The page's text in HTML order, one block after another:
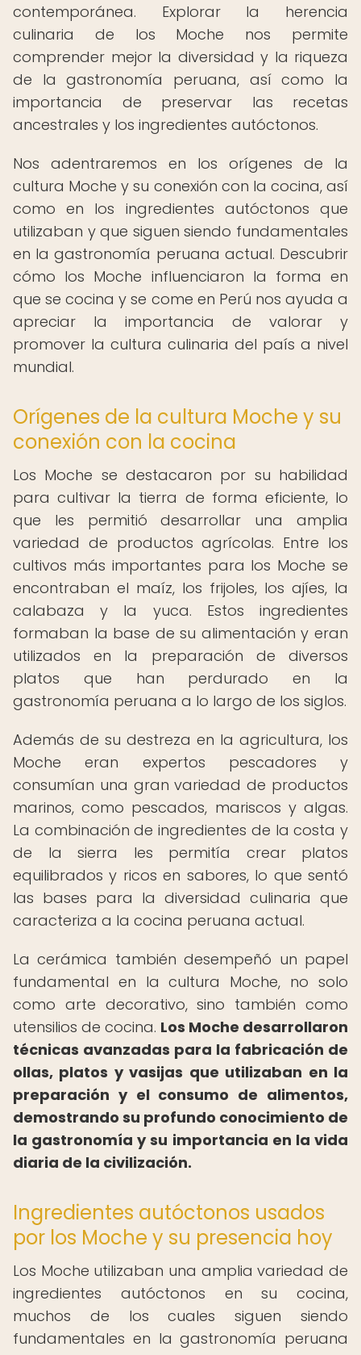
contemporánea. Explorar la herencia
culinaria de los Moche nos permite
comprender mejor la diversidad y la riqueza
de la gastronomía peruana, así como la
importancia de preservar las recetas
ancestrales y los ingredientes autóctonos.
Nos adentraremos en los orígenes de la
cultura Moche y su conexión con la cocina, así
como en los ingredientes autóctonos que
utilizaban y que siguen siendo fundamentales
en la gastronomía peruana actual. Descubrir
cómo los Moche influenciaron la forma en
que se cocina y se come en Perú nos ayuda a
apreciar la importancia de valorar y
promover la cultura culinaria del país a nivel
mundial.
Orígenes de la cultura Moche y su
conexión con la cocina
Los Moche se destacaron por su habilidad
para cultivar la tierra de forma eficiente, lo
que les permitió desarrollar una amplia
variedad de productos agrícolas. Entre los
cultivos más importantes para los Moche se
encontraban el maíz, los frijoles, los ajíes, la
calabaza y la yuca. Estos ingredientes
formaban la base de su alimentación y eran
utilizados en la preparación de diversos
platos que han perdurado en la
gastronomía peruana a lo largo de los siglos.
Además de su destreza en la agricultura, los
Moche eran expertos pescadores y
consumían una gran variedad de productos
marinos, como pescados, mariscos y algas.
La combinación de ingredientes de la costa y
de la sierra les permitía crear platos
equilibrados y ricos en sabores, lo que sentó
las bases para la diversidad culinaria que
caracteriza a la cocina peruana actual.
La cerámica también desempeñó un papel
fundamental en la cultura Moche, no solo
como arte decorativo, sino también como
utensilios de cocina. Los Moche desarrollaron
técnicas avanzadas para la fabricación de
ollas, platos y vasijas que utilizaban en la
preparación y el consumo de alimentos,
demostrando su profundo conocimiento de
la gastronomía y su importancia en la vida
diaria de la civilización.
Ingredientes autóctonos usados
por los Moche y su presencia hoy
Los Moche utilizaban una amplia variedad de
ingredientes autóctonos en su cocina,
muchos de los cuales siguen siendo
fundamentales en la gastronomía peruana